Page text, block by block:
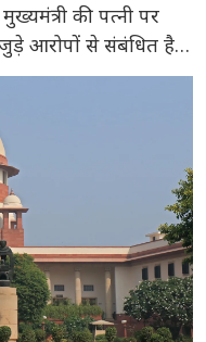
की पत्नी पर
जुड़े आरोपों से संबंधित है।
अदालत ने पहले
दी थी। इसके बाद